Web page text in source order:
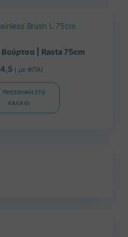
Ανοξείδωτη Βούρτσα | Rasta 75cm
4,5 ( με ΦΠΑ)
ΠΡΟΣΘΉΚΗ ΣΤΟ
ΚΑΛΆΘΙ